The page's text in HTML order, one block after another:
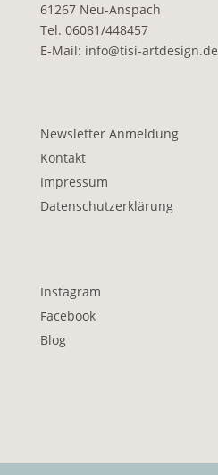
61267 Neu-Anspach
Tel. 06081/448457
E-Mail: info@tisi-artdesign.de
Newsletter Anmeldung
Kontakt
Impressum
Datenschutzerklärung
Instagram
Facebook
Blog